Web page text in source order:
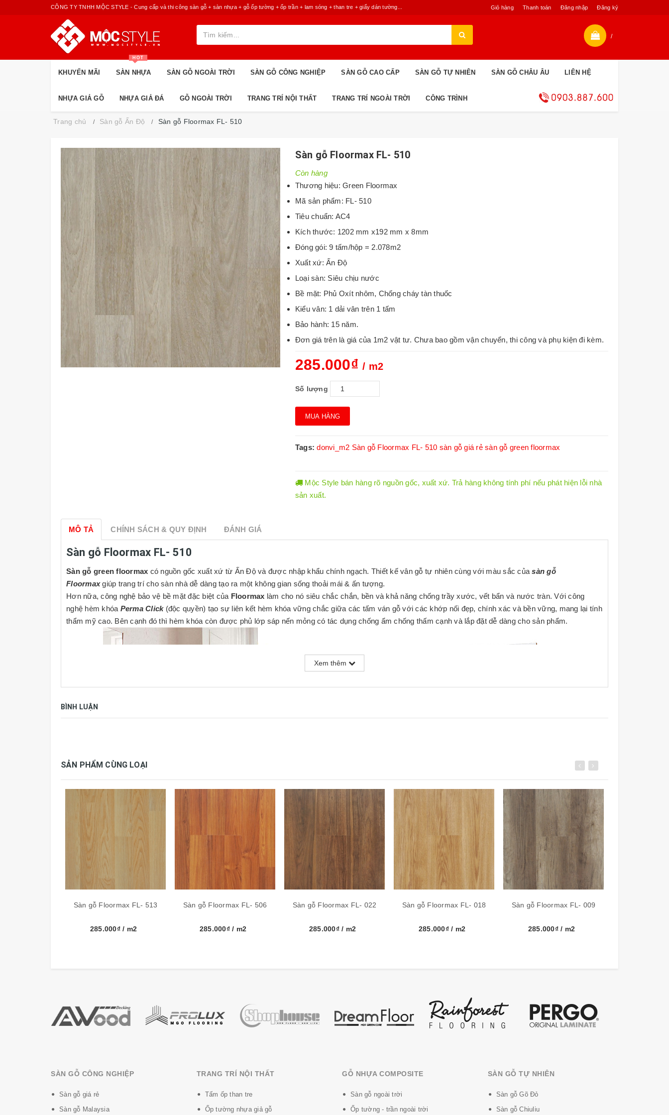
Giỏ hàng Thanh toán Đăng nhập Đăng ký
CÔNG TY TNHH MỘC STYLE - Cung cấp và thi công sàn gỗ + sàn nhựa + gỗ ốp tường + ốp trần + lam sóng + than tre + giấy dán tường...
/
KHUYẾN MÃI SÀN NHỰA
HOT
SÀN GỖ NGOÀI TRỜI SÀN GỖ CÔNG NGHIỆP SÀN GỖ CAO CẤP SÀN GỖ TỰ NHIÊN SÀN GỖ CHÂU ÂU LIÊN HỆ
NHỰA GIẢ GỖ NHỰA GIẢ ĐÁ GỖ NGOÀI TRỜI TRANG TRÍ NỘI THẤT TRANG TRÍ NGOÀI TRỜI CÔNG TRÌNH
Trang chủ Sàn gỗ Ấn Độ Sàn gỗ Floormax FL- 510
Sàn gỗ Floormax FL- 510
Còn hàng
Thương hiệu: Green Floormax
Mã sản phẩm: FL- 510
Tiêu chuẩn: AC4
Kích thước: 1202 mm x192 mm x 8mm
Đóng gói: 9 tấm/hộp = 2.078m2
Xuất xứ: Ấn Độ
Loại sàn: Siêu chịu nước
Bề mặt: Phủ Oxít nhôm, Chống cháy tàn thuốc
Kiểu vân: 1 dải vân trên 1 tấm
Bảo hành: 15 năm.
Đơn giá trên là giá của 1m2 vật tư. Chưa bao gồm vận chuyển, thi công và phụ kiện đi kèm.
285.000₫/ m2
Số lượng
MUA HÀNG
Tags:donvi_m2 Sàn gỗ Floormax FL- 510 sàn gỗ giá rẻ sàn gỗ green floormax
Mộc Style bán hàng rõ nguồn gốc, xuất xứ. Trả hàng không tính phí nếu phát hiện lỗi nhà
sản xuất.
MÔ TẢ CHÍNH SÁCH & QUY ĐỊNH ĐÁNH GIÁ
Sàn gỗ Floormax FL- 510
Sàn gỗ green floormax có nguồn gốc xuất xứ từ Ấn Độ và được nhập khẩu chính ngạch. Thiết kế vân gỗ tự nhiên cùng với màu sắc củasàn gỗ
Floormaxgiúp trang trí cho sàn nhà dễ dàng tạo ra một không gian sống thoải mái & ấn tượng.
Hơn nữa, công nghệ bảo vệ bề mặt đặc biệt của Floormax làm cho nó siêu chắc chắn, bền và khả năng chống trầy xước, vết bẩn và nước tràn. Với công
nghệ hèm khóa Perma Click (độc quyền) tạo sự liên kết hèm khóa vững chắc giữa các tấm ván gỗ với các khớp nối đẹp, chính xác và bền vững, mang lại tính
thẩm mỹ cao. Bên cạnh đó thì hèm khóa còn được phủ lớp sáp nến mỏng có tác dụng chống ẩm chống thấm cạnh và lắp đặt dễ dàng cho sản phẩm.
Thông số kỹ thuật:
Tiêu chuẩn AC4 - Class 32
* Lớp giữa - 100% lõi gỗ cứng HDF.
* Lớp cuối - Lớp nền chống thấm nước.
Một số lưu ý về cách bảo quản sàn gỗ Floormax:
- Trong trường hợp đổ tràn, chỉ cần lau sàn bằng vải khô.
Xem thêm
BÌNH LUẬN
SẢN PHẨM CÙNG LOẠI
Sàn gỗ Floormax FL- 513
285.000₫/ m2
Sàn gỗ Floormax FL- 506
285.000₫/ m2
Sàn gỗ Floormax FL- 022
285.000₫/ m2
Sàn gỗ Floormax FL- 018
285.000₫/ m2
Sàn gỗ Floormax FL- 009
285.000₫/ m2
SÀN GỖ CÔNG NGHIỆP
Sàn gỗ giá rẻ
Sàn gỗ Malaysia
TRANG TRÍ NỘI THẤT
Tấm ốp than tre
Ốp tường nhựa giả gỗ
GỖ NHỰA COMPOSITE
Sàn gỗ ngoài trời
Ốp tường - trần ngoài trời
SÀN GỖ TỰ NHIÊN
Sàn gỗ Gõ Đỏ
Sàn gỗ Chiuliu